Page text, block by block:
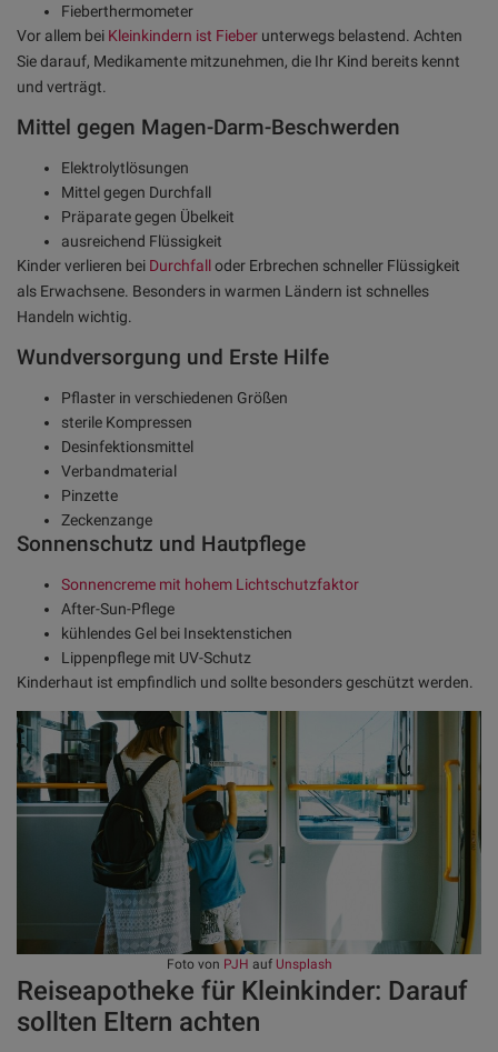
Fieberthermometer
Vor allem bei Kleinkindern ist Fieber unterwegs belastend. Achten
Sie darauf, Medikamente mitzunehmen, die Ihr Kind bereits kennt
und verträgt.
Mittel gegen Magen-Darm-Beschwerden
Elektrolytlösungen
Mittel gegen Durchfall
Präparate gegen Übelkeit
ausreichend Flüssigkeit
Kinder verlieren bei Durchfall oder Erbrechen schneller Flüssigkeit
als Erwachsene. Besonders in warmen Ländern ist schnelles
Handeln wichtig.
Wundversorgung und Erste Hilfe
Pflaster in verschiedenen Größen
sterile Kompressen
Desinfektionsmittel
Verbandmaterial
Pinzette
Zeckenzange
Sonnenschutz und Hautpflege
Sonnencreme mit hohem Lichtschutzfaktor
After-Sun-Pflege
kühlendes Gel bei Insektenstichen
Lippenpflege mit UV-Schutz
Kinderhaut ist empfindlich und sollte besonders geschützt werden.
Foto von PJH auf Unsplash
Reiseapotheke für Kleinkinder: Darauf
sollten Eltern achten